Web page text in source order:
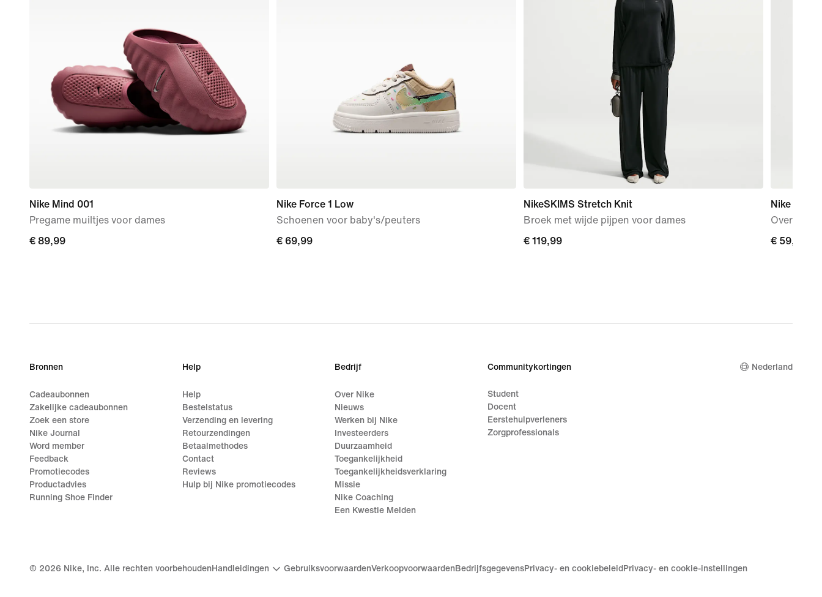
Nike Mind 001
Pregame muiltjes voor dames
€ 89,99
€ 89,99
Nike Force 1 Low
Schoenen voor baby's/peuters
€ 69,99
€ 69,99
NikeSKIMS Stretch Knit
Broek met wijde pijpen voor dames
€ 119,99
€ 119,99
Nike
Oversized
€ 59,99
€ 59,99
Bronnen
Cadeaubonnen
Zakelijke cadeaubonnen
Zoek een store
Nike Journal
Word member
Feedback
Promotiecodes
Productadvies
Running Shoe Finder
Help
Help
Bestelstatus
Verzending en levering
Retourzendingen
Betaalmethodes
Contact
Reviews
Hulp bij Nike promotiecodes
Bedrijf
Over Nike
Nieuws
Werken bij Nike
Investeerders
Duurzaamheid
Toegankelijkheid
Toegankelijkheidsverklaring
Missie
Nike Coaching
Een Kwestie Melden
Communitykortingen
Student
Docent
Eerstehulpverleners
Zorgprofessionals
Nederland
© 2026 Nike, Inc. Alle rechten voorbehoudenHandleidingen GebruiksvoorwaardenVerkoopvoorwaardenBedrijfsgegevensPrivacy- en cookiebeleid Privacy- en cookie-instellingen